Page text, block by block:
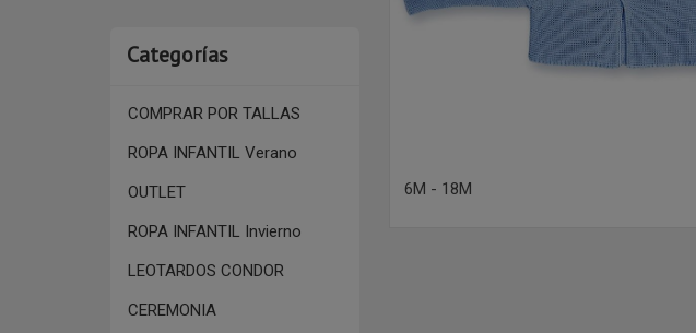
Categorías
COMPRAR POR TALLAS
ROPA INFANTIL Verano
OUTLET
ROPA INFANTIL Invierno
LEOTARDOS CONDOR
CEREMONIA
6M - 18M